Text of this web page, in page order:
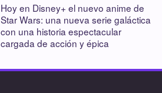
Hoy en Disney+ el nuevo anime de
Star Wars: una nueva serie galáctica
con una historia espectacular
cargada de acción y épica